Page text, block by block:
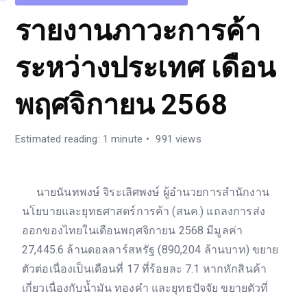
รายงานภาวะการค้า
ระหว่างประเทศ เดือน
พฤศจิกายน 2568
Estimated reading: 1 minute 991 views
นายนันทพงษ์ จิระเลิศพงษ์ ผู้อำนวยการสำนักงาน
นโยบายและยุทธศาสตร์การค้า (สนค.) แถลงการส่ง
ออกของไทยในเดือนพฤศจิกายน 2568 มีมูลค่า
27,445.6 ล้านดอลลาร์สหรัฐ (890,204 ล้านบาท) ขยาย
ตัวต่อเนื่องเป็นเดือนที่ 17 ที่ร้อยละ 7.1 หากหักสินค้า
เกี่ยวเนื่องกับน้ำมัน ทองคำ และยุทธปัจจัย ขยายตัวที่